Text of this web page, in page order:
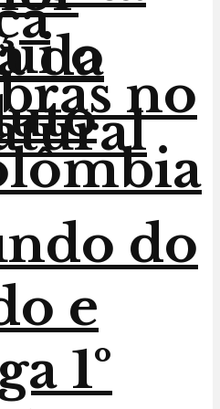
da
no
o
do
e
1º